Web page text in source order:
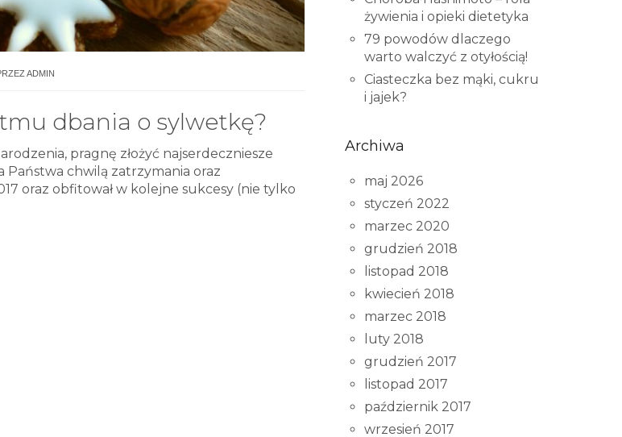
ADMIN
dbania o sylwetkę?
pragnę złożyć najserdeczniesze
Państwa chwilą zatrzymania oraz
oraz obfitował w kolejne sukcesy (nie tylko
żywienia i opieki dietetyka
79 powodów dlaczego
warto walczyć z otyłością!
Ciasteczka bez mąki, cukru
i jajek?
Archiwa
maj 2026
styczeń 2022
marzec 2020
grudzień 2018
listopad 2018
kwiecień 2018
marzec 2018
luty 2018
grudzień 2017
listopad 2017
październik 2017
wrzesień 2017